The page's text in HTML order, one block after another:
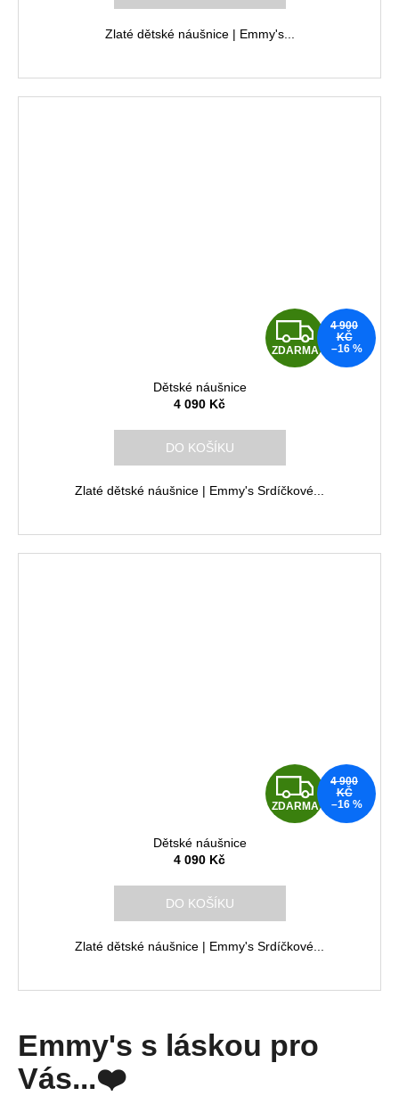
Zlaté dětské náušnice | Emmy's...
Z
D
ZDARMA
4 900
KČ
–16 %
Dětské náušnice
4 090 Kč
DO KOŠÍKU
Zlaté dětské náušnice | Emmy's Srdíčkové...
Z
D
ZDARMA
4 900
KČ
–16 %
Dětské náušnice
4 090 Kč
DO KOŠÍKU
Zlaté dětské náušnice | Emmy's Srdíčkové...
Emmy's s láskou pro
Vás...❤️